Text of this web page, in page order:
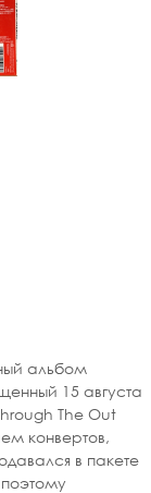
альбом
15 августа
The Out
конвертов,
в пакете